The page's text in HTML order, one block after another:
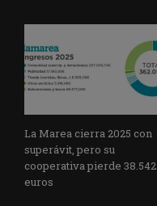
La Marea cierra 2025 con
superávit, pero su
cooperativa pierde 38.542
euros